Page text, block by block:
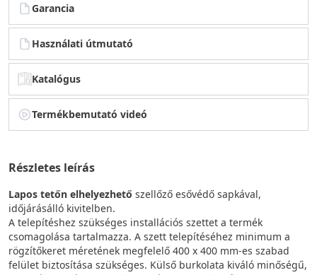
Garancia
Használati útmutató
Katalógus
Termékbemutató videó
Részletes leírás
Lapos tetőn elhelyezhető szellőző esővédő sapkával,
időjárásálló kivitelben.
A telepítéshez szükséges installációs szettet a termék
csomagolása tartalmazza. A szett telepítéséhez minimum a
rögzítőkeret méretének megfelelő 400 x 400 mm-es szabad
felület biztosítása szükséges. Külső burkolata kiváló minőségű,